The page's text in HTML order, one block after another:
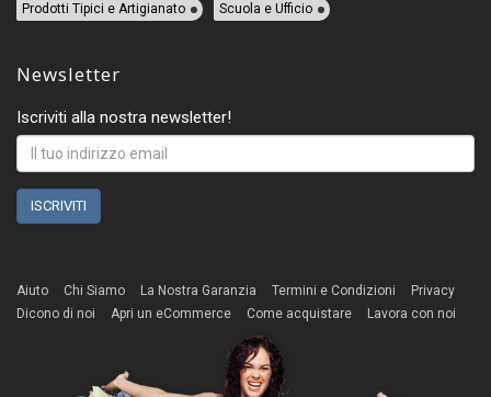
Prodotti Tipici e Artigianato Scuola e Ufficio
Newsletter
Iscriviti alla nostra newsletter!
Aiuto Chi Siamo La Nostra Garanzia Termini e Condizioni
Privacy
Dicono di noi
Apri un eCommerce Come acquistare Lavora con noi